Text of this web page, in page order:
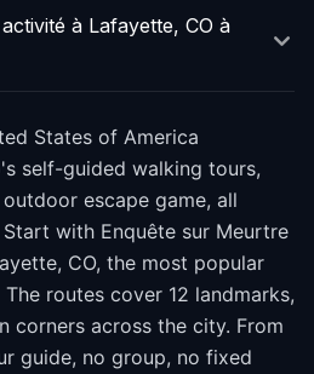
à Lafayette, CO à
States of America
self-guided walking tours,
escape game, all
with Enquête sur Meurtre
CO, the most popular
routes cover 12 landmarks,
corners across the city. From
guide, no group, no fixed